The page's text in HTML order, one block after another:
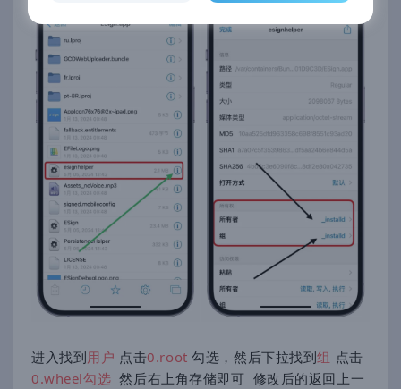
进入找到用户 点击0.root勾选，然后下拉找到组 点击
0.wheel勾选然后右上角存储即可 修改后的返回上一